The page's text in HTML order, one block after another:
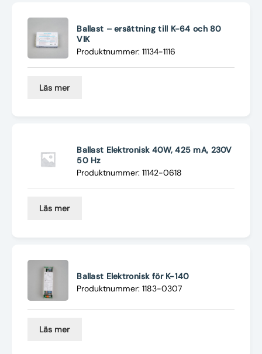
Underhållstips
Kontakt
Ballast – ersättning till K-64 och 80
VIK
Produktnummer: 11134-1116
Läs mer
Ballast Elektronisk 40W, 425 mA, 230V
50 Hz
Produktnummer: 11142-0618
Läs mer
Ballast Elektronisk för K-140
Produktnummer: 1183-0307
Läs mer